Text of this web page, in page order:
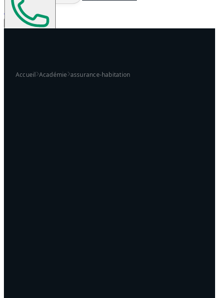
Espace Client
Accueil Académie assurance-habitation